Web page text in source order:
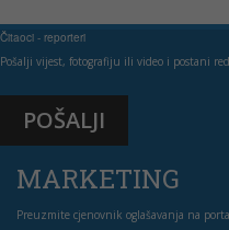
Čitaoci - reporteri
Pošalji vijest, fotografiju ili video i postani
POŠALJI
MARKETING
Preuzmite cjenovnik oglašavanja na